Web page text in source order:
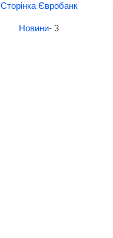
Сторінка Євробанк
Новини- 3